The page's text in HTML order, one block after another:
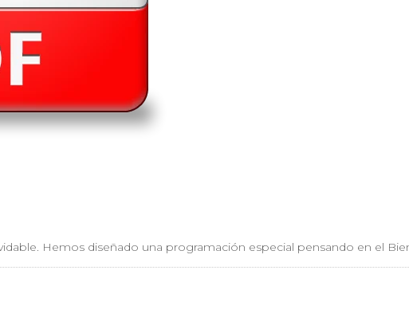
Hemos diseñado una programación especial pensando en el